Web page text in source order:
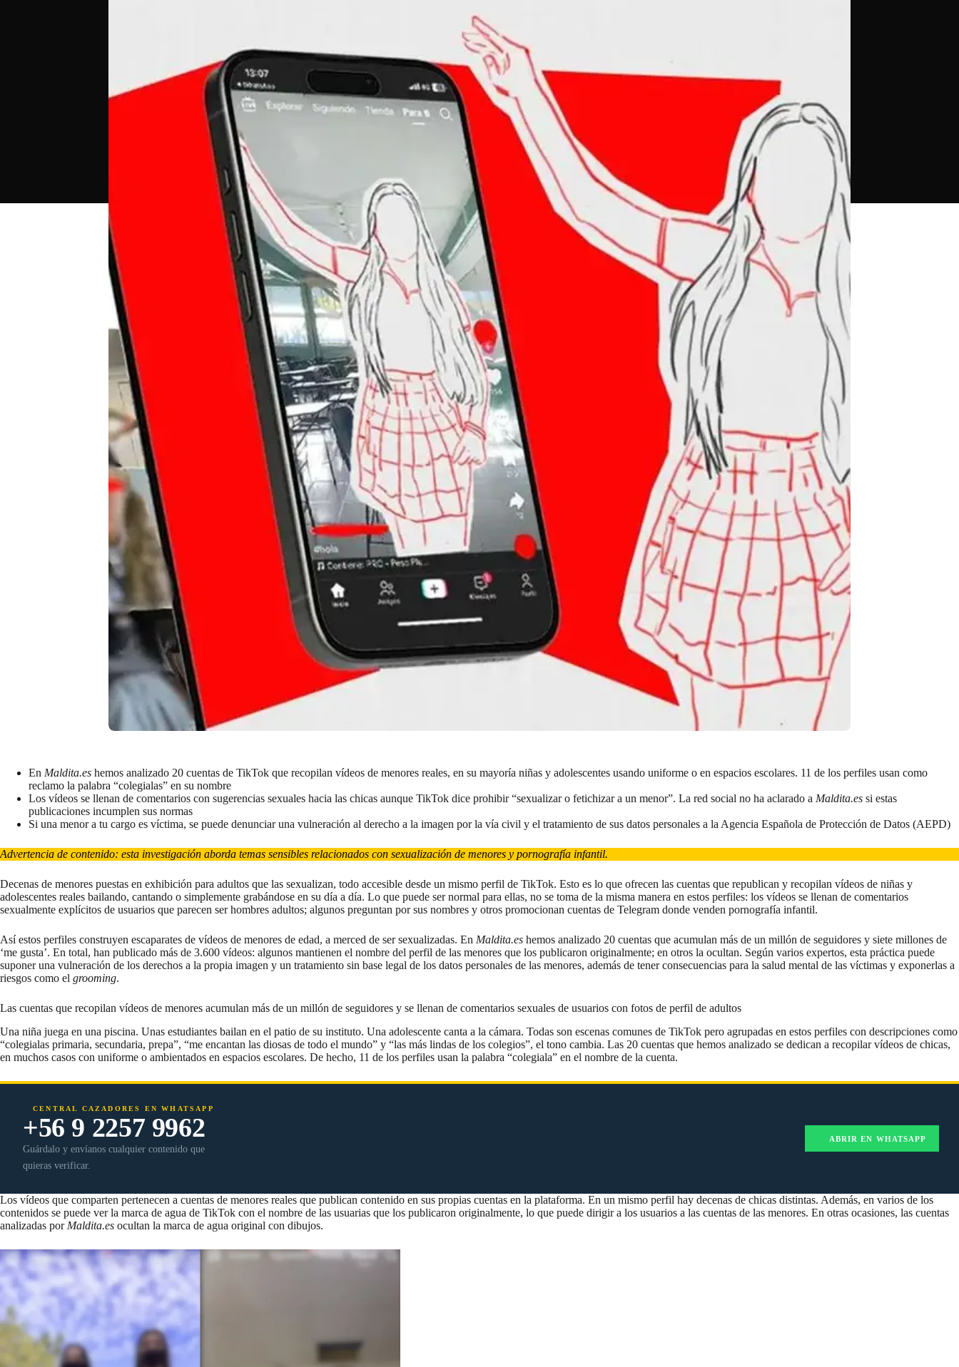
En Maldita.es hemos analizado 20 cuentas de TikTok que recopilan vídeos de menores reales, en su mayoría niñas y adolescentes usando uniforme o en espacios escolares. 11 de los perfiles usan como
reclamo la palabra “colegialas” en su nombre
Los vídeos se llenan de comentarios con sugerencias sexuales hacia las chicas aunque TikTok dice prohibir “sexualizar o fetichizar a un menor”. La red social no ha aclarado a Maldita.es si estas
publicaciones incumplen sus normas
Si una menor a tu cargo es víctima, se puede denunciar una vulneración al derecho a la imagen por la vía civil y el tratamiento de sus datos personales a la Agencia Española de Protección de Datos (AEPD)
Advertencia de contenido: esta investigación aborda temas sensibles relacionados con sexualización de menores y pornografía infantil.
Decenas de menores puestas en exhibición para adultos que las sexualizan, todo accesible desde un mismo perfil de TikTok. Esto es lo que ofrecen las cuentas que republican y recopilan vídeos de niñas y
adolescentes reales bailando, cantando o simplemente grabándose en su día a día. Lo que puede ser normal para ellas, no se toma de la misma manera en estos perfiles: los vídeos se llenan de comentarios
sexualmente explícitos de usuarios que parecen ser hombres adultos; algunos preguntan por sus nombres y otros promocionan cuentas de Telegram donde venden pornografía infantil.
Así estos perfiles construyen escaparates de vídeos de menores de edad, a merced de ser sexualizadas. En Maldita.es hemos analizado 20 cuentas que acumulan más de un millón de seguidores y siete millones de
‘me gusta’. En total, han publicado más de 3.600 vídeos: algunos mantienen el nombre del perfil de las menores que los publicaron originalmente; en otros la ocultan. Según varios expertos, esta práctica puede
suponer una vulneración de los derechos a la propia imagen y un tratamiento sin base legal de los datos personales de las menores, además de tener consecuencias para la salud mental de las víctimas y exponerlas a
riesgos como el grooming.
Las cuentas que recopilan vídeos de menores acumulan más de un millón de seguidores y se llenan de comentarios sexuales de usuarios con fotos de perfil de adultos
Una niña juega en una piscina. Unas estudiantes bailan en el patio de su instituto. Una adolescente canta a la cámara. Todas son escenas comunes de TikTok pero agrupadas en estos perfiles con descripciones como
“colegialas primaria, secundaria, prepa”, “me encantan las diosas de todo el mundo” y “las más lindas de los colegios”, el tono cambia. Las 20 cuentas que hemos analizado se dedican a recopilar vídeos de chicas,
en muchos casos con uniforme o ambientados en espacios escolares. De hecho, 11 de los perfiles usan la palabra “colegiala” en el nombre de la cuenta.
CENTRAL CAZADORES EN WHATSAPP
+56 9 2257 9962
Guárdalo y envíanos cualquier contenido que
quieras verificar.
ABRIR EN WHATSAPP
Los vídeos que comparten pertenecen a cuentas de menores reales que publican contenido en sus propias cuentas en la plataforma. En un mismo perfil hay decenas de chicas distintas. Además, en varios de los
contenidos se puede ver la marca de agua de TikTok con el nombre de las usuarias que los publicaron originalmente, lo que puede dirigir a los usuarios a las cuentas de las menores. En otras ocasiones, las cuentas
analizadas por Maldita.es ocultan la marca de agua original con dibujos.